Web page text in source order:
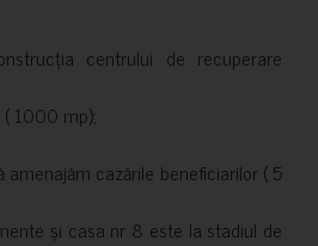
centrului de recuperare
( 1000 mp);
amenajăm cazările beneficiarilor ( 5
și casa nr 8 este la stadiul de